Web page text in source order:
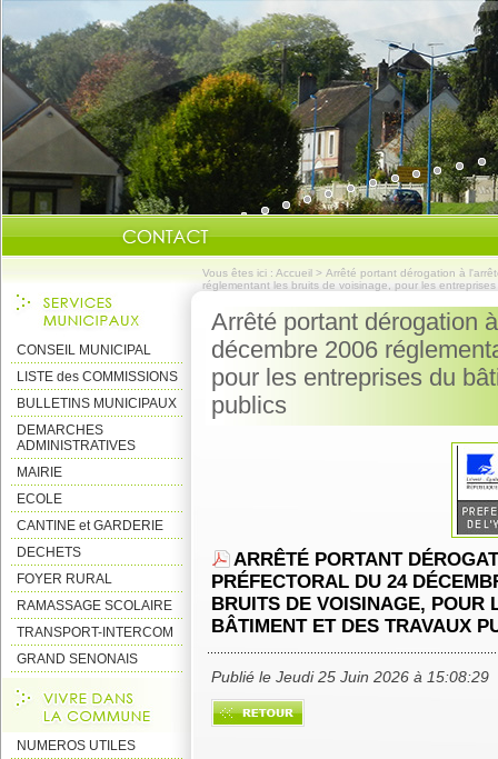
Vous êtes ici : Accueil > Arrêté portant dérogation à
réglementant les bruits de voisinage, pour les
CONSEIL MUNICIPAL
LISTE des COMMISSIONS
BULLETINS MUNICIPAUX
DEMARCHES
ADMINISTRATIVES
MAIRIE
ECOLE
CANTINE et GARDERIE
DECHETS
FOYER RURAL
RAMASSAGE SCOLAIRE
TRANSPORT-INTERCOM
GRAND SENONAIS
NUMEROS UTILES
Arrêté portant dérogation
décembre 2006
pour les entreprises du
publics
ARRÊTÉ PORTANT
PRÉFECTORAL DU 24
BRUITS DE VOISINAGE, POUR
BÂTIMENT ET DES TRAVAUX
Publié le Jeudi 25 Juin 2026 à 15:08:29